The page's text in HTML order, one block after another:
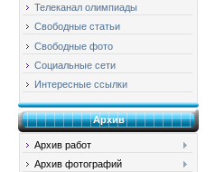
Телеканал олимпиады
Свободные статьи
Свободные фото
Социальные сети
Интересные ссылки
Архив
Архив работ
Архив фотографий